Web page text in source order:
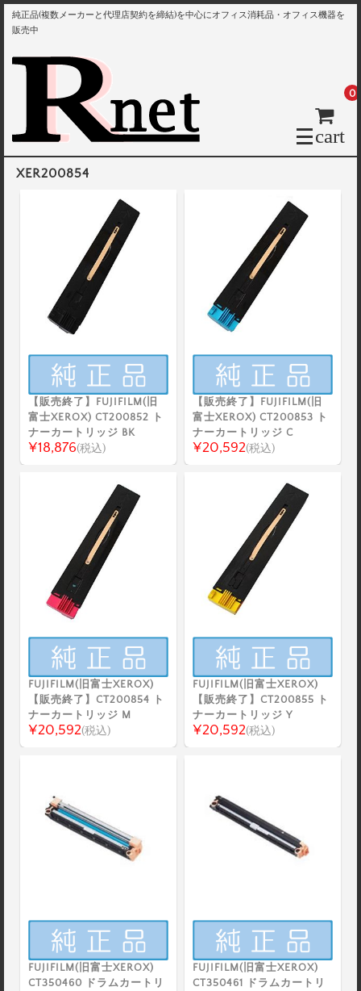
純正品(複数メーカーと代理店契約を締結)を中心にオフィス消耗品・オフィス機器を
販売中
cart
0
XER200854
【販売終了】FUJIFILM(旧
富士XEROX) CT200852 ト
ナーカートリッジ BK
¥18,876(税込)
【販売終了】FUJIFILM(旧
富士XEROX) CT200853 ト
ナーカートリッジ C
¥20,592(税込)
FUJIFILM(旧富士XEROX)
【販売終了】CT200854 ト
ナーカートリッジ M
¥20,592(税込)
FUJIFILM(旧富士XEROX)
【販売終了】CT200855 ト
ナーカートリッジ Y
¥20,592(税込)
FUJIFILM(旧富士XEROX)
CT350460 ドラムカートリ
FUJIFILM(旧富士XEROX)
CT350461 ドラムカートリ